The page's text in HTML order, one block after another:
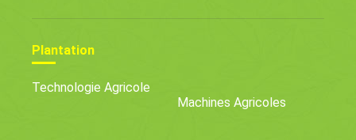
Plantation
Technologie Agricole
Machines Agricoles